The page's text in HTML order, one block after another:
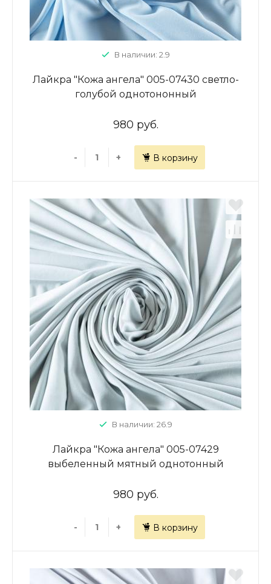
В наличии: 2.9
Лайкра "Кожа ангела" 005-07430 светло-
голубой однотононный
980 руб.
- + В корзину
В наличии: 26.9
Лайкра "Кожа ангела" 005-07429
выбеленный мятный однотонный
980 руб.
- + В корзину